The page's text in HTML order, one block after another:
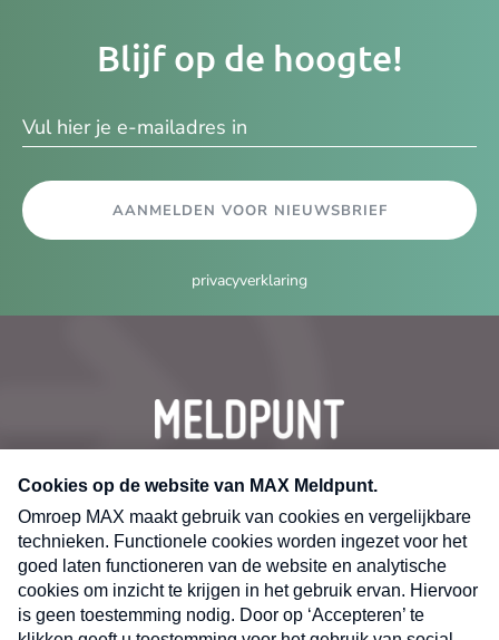
Blijf op de hoogte!
AANMELDEN VOOR NIEUWSBRIEF
privacyverklaring
CONTACT
Volg ons op